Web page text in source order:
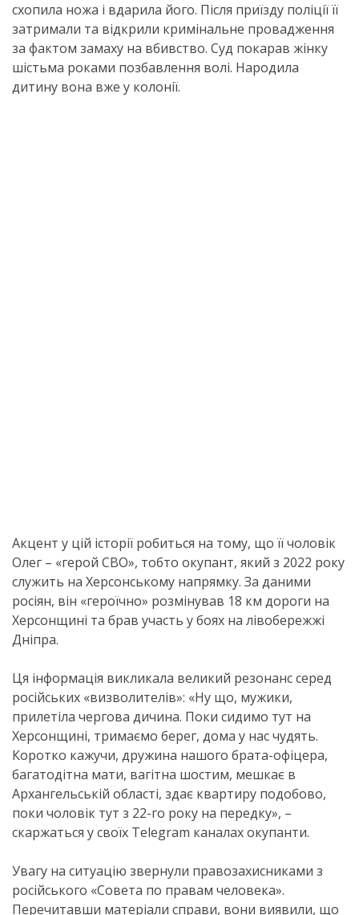
схопила ножа і вдарила його. Після приїзду поліції її
затримали та відкрили кримінальне провадження
за фактом замаху на вбивство. Суд покарав жінку
шістьма роками позбавлення волі. Народила
дитину вона вже у колонії.
Акцент у цій історії робиться на тому, що її чоловік
Олег – «герой СВО», тобто окупант, який з 2022 року
служить на Херсонському напрямку. За даними
росіян, він «героїчно» розмінував 18 км дороги на
Херсонщині та брав участь у боях на лівобережжі
Дніпра.
Ця інформація викликала великий резонанс серед
російських «визволителів»: «Ну що, мужики,
прилетіла чергова дичина. Поки сидимо тут на
Херсонщині, тримаємо берег, дома у нас чудять.
Коротко кажучи, дружина нашого брата-офіцера,
багатодітна мати, вагітна шостим, мешкає в
Архангельській області, здає квартиру подобово,
поки чоловік тут з 22-го року на передку», –
скаржаться у своїх Telegram каналах окупанти.
Увагу на ситуацію звернули правозахисниками з
російського «Совета по правам человека».
Перечитавши матеріали справи, вони виявили, що